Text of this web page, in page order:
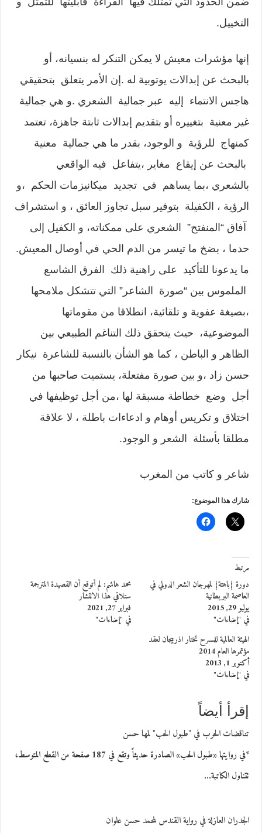
التخييل.
إنها مؤشرات معيش لا يمكن التنكر له بنسيانه، أو
بالبحث عن إبدالات يوتوبية له .إن الأمر يتعلق بتحقيقي
هاجس الانتماء إليه عبر جمالية الشعري .و هي جمالية
غير معنية بتغييره أو بتقديم إبدالات ثابتة جاهزة، تعتمد
كمنهاج للرؤية و الوجود، بقدر ما هي جمالية معنية
بالبحث عن إيقاع مغاير ،يتفاعل فيه الواقعي
بالشعري ،بما يساهم في تجديد ميكانيزمات الحكم ،و
الرؤية ، الكفيلة بتوفير سبل تجاوز العائق ، و استشراف
آفاق “المنفتح” الشعري على ممكناته، و الكفيل إلى
حدما ، بضخ ما تيسر من الدم الحي في أوصال المعيش.
ما يدعونا للتأكيد على راهنية ذلك الفرق الشاسع
الملموس بين “صورة الشاعر” التي تتشكل ملامحها
،بصيغة عفوية و تلقائية، انطلاقا من مقوماتها
الموضوعية، حيث يتحقق ذلك التناغم الطبيعي بين
الظاهر و الباطن ، كما هو الشأن بالنسبة للشاعرة نيكار
حسن زاد ،و بين صورة مفتعلة، يستميت صاحبها من
أجل وضع خطاطة مسبقة لها ،من أجل توظيفها في
اختلاق و تكريس أوهام و ادعاءات باطلة ، لا علاقة
مطلقا بأسئلة الشعر و الوجود.
شاعر و كاتب من المغرب
شارك هذا الموضوع:
مرتبط
دورة {باهتة} لمهرجان الشعر الدولي في
العاصمة البريطانية
يوليو 29, 2015
في "إضاءات"
محمد هاشم: لم أتوقع أن القصيدة المترجمة
ستلاقي هذا الانتشار
فبراير 27, 2021
في "إضاءات"
الهيئة العالمية للمسرح تختار اذربيجان لعقد
مؤتمرها العام 2014
أكتوبر 1, 2013
في "إضاءات"
إقرأ أيضاً
تناقضات الحرب في "طبول الحب" لمها حسن
*في روايتها «طبول الحب» الصادرة حديثاً وتقع في 187 صفحة من القطع المتوسط،
تتناول الكاتبة…
الجدران العازلة في رواية القندس لمحمد حسن علوان